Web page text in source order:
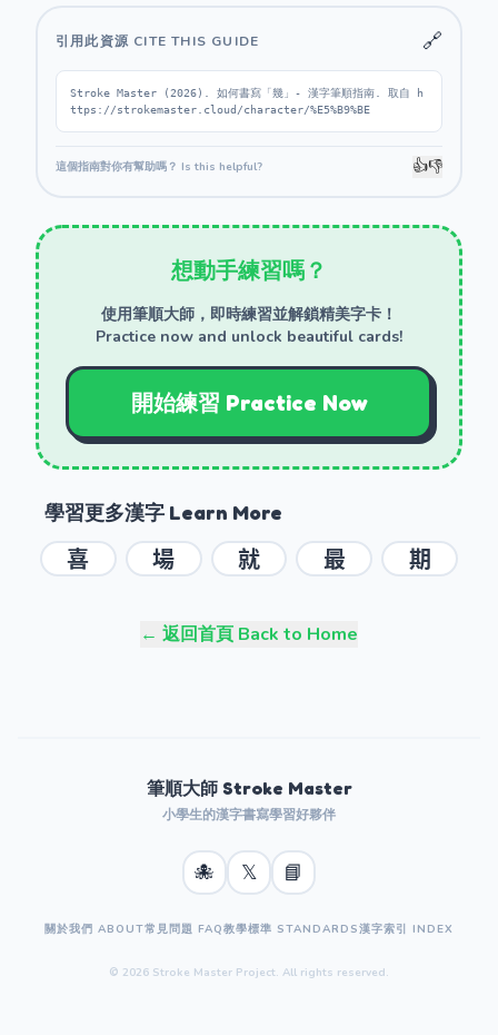
引用此資源 CITE THIS GUIDE 🔗
Stroke Master (2026). 如何書寫「幾」- 漢字筆順指南. 取自 h
ttps://strokemaster.cloud/character/%E5%B9%BE
這個指南對你有幫助嗎？ Is this helpful? 👍👎
想動手練習嗎？
使用筆順大師，即時練習並解鎖精美字卡！
Practice now and unlock beautiful cards!
開始練習 Practice Now
學習更多漢字 Learn More
喜 場 就 最 期
← 返回首頁 Back to Home
筆順大師 Stroke Master
小學生的漢字書寫學習好夥伴
🐙 𝕏 📘
關於我們 ABOUT常見問題 FAQ教學標準 STANDARDS漢字索引 INDEX
© 2026 Stroke Master Project. All rights reserved.